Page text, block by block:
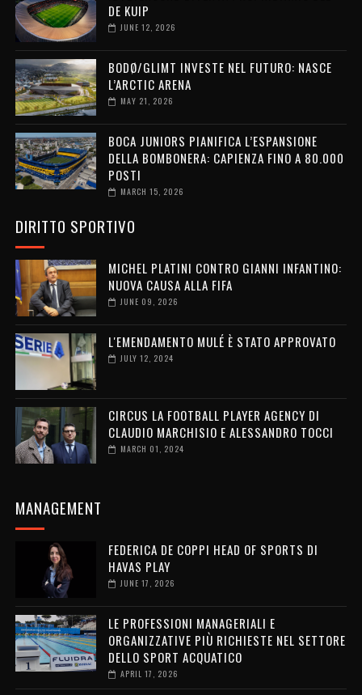
DE KUIP
JUNE 12, 2026
BODØ/GLIMT INVESTE NEL FUTURO: NASCE
L’ARCTIC ARENA
MAY 21, 2026
BOCA JUNIORS PIANIFICA L’ESPANSIONE
DELLA BOMBONERA: CAPIENZA FINO A 80.000
POSTI
MARCH 15, 2026
DIRITTO SPORTIVO
MICHEL PLATINI CONTRO GIANNI INFANTINO:
NUOVA CAUSA ALLA FIFA
JUNE 09, 2026
L'EMENDAMENTO MULÉ È STATO APPROVATO
JULY 12, 2024
CIRCUS LA FOOTBALL PLAYER AGENCY DI
CLAUDIO MARCHISIO E ALESSANDRO TOCCI
MARCH 01, 2024
MANAGEMENT
FEDERICA DE COPPI HEAD OF SPORTS DI
HAVAS PLAY
JUNE 17, 2026
LE PROFESSIONI MANAGERIALI E
ORGANIZZATIVE PIÙ RICHIESTE NEL SETTORE
DELLO SPORT ACQUATICO
APRIL 17, 2026